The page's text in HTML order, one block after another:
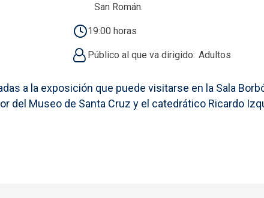
San Román.
19:00 horas
Público al que va dirigido Adultos
a la exposición que puede visitarse en la Sala
del Museo de Santa Cruz y el catedrático Ricardo